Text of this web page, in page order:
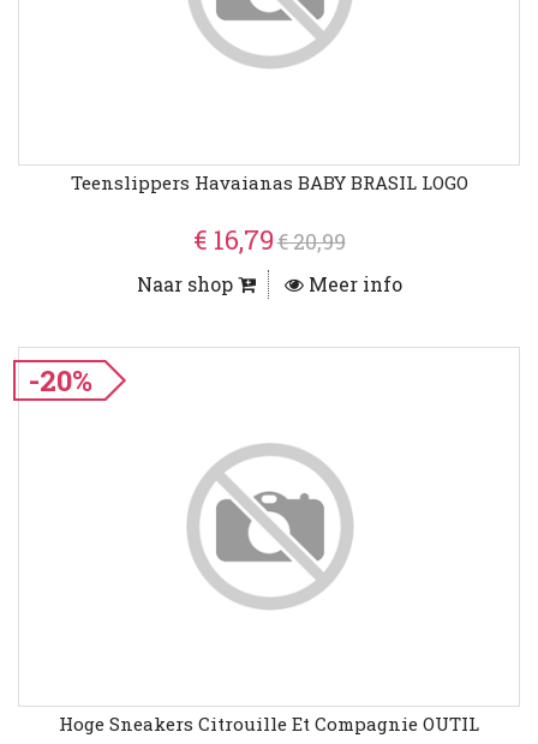
Teenslippers Havaianas BABY BRASIL LOGO
€ 16,79€ 20,99
Naar shop Meer info
-20%
Hoge Sneakers Citrouille Et Compagnie OUTIL